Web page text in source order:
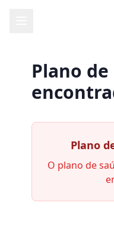
Plano
Plano
O plano de